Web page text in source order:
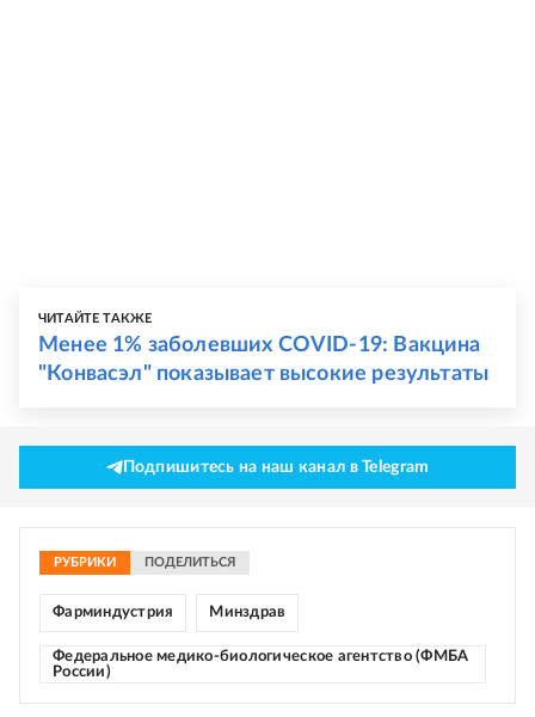
ЧИТАЙТЕ ТАКЖЕ
Менее 1% заболевших COVID-19: Вакцина
"Конвасэл" показывает высокие результаты
Подпишитесь на наш канал в Telegram
РУБРИКИ ПОДЕЛИТЬСЯ
Фарминдустрия Минздрав
Федеральное медико-биологическое агентство (ФМБА
России)